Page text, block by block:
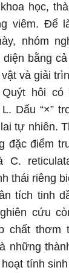
học,
viêm. Để
nhóm
diện bằng
và giải
hôi
Dấu “×”
tự nhiên.
đặc điểm
C.
thái riêng
tích tinh
cứu
chất thơm
những
tính